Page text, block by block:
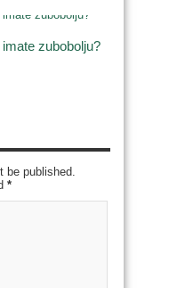
zubobolju?
be published.
*